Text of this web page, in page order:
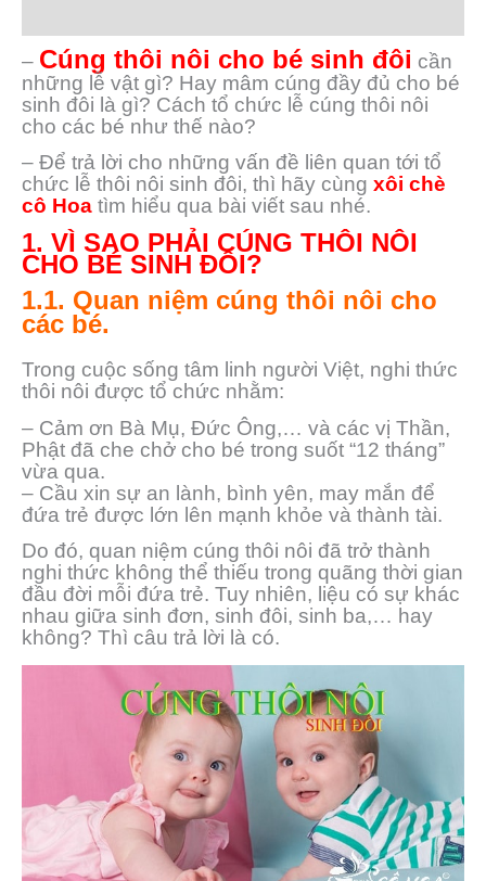
– Cúng thôi nôi cho bé sinh đôi cần
những lễ vật gì? Hay mâm cúng đầy đủ cho bé
sinh đôi là gì? Cách tổ chức lễ cúng thôi nôi
cho các bé như thế nào?
– Để trả lời cho những vấn đề liên quan tới tổ
chức lễ thôi nôi sinh đôi, thì hãy cùng xôi chè
cô Hoa tìm hiểu qua bài viết sau nhé.
1. VÌ SAO PHẢI CÚNG THÔI NÔI
CHO BÉ SINH ĐÔI?
1.1. Quan niệm cúng thôi nôi cho
các bé.
Trong cuộc sống tâm linh người Việt, nghi thức
thôi nôi được tổ chức nhằm:
– Cảm ơn Bà Mụ, Đức Ông,… và các vị Thần,
Phật đã che chở cho bé trong suốt “12 tháng”
vừa qua.
– Cầu xin sự an lành, bình yên, may mắn để
đứa trẻ được lớn lên mạnh khỏe và thành tài.
Do đó, quan niệm cúng thôi nôi đã trở thành
nghi thức không thể thiếu trong quãng thời gian
đầu đời mỗi đứa trẻ. Tuy nhiên, liệu có sự khác
nhau giữa sinh đơn, sinh đôi, sinh ba,… hay
không? Thì câu trả lời là có.